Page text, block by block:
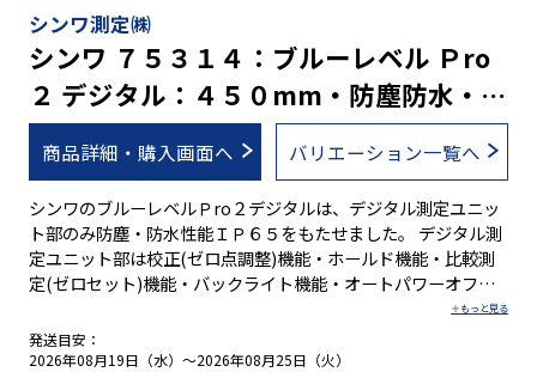
±１.０mm/mと高精度を実現 ●視認性の高い気泡管を採用 ●
ボックス型でケガキやすい形状です。 ●測定面はV字型溝付で
パイプ測定も可能 ※ご自身で精度調整を行なった場合は、保証
の対象外となります。なお、垂直気泡管と４５°気泡管は、調整
できません。
シンワ測定㈱
シンワ ７５３１４：ブルーレベル Ｐro
２ デジタル：４５０mm・防塵防水・蛍
光シート付気泡管
商品詳細・購入画面へ バリエーション一覧へ
シンワのブルーレベルＰro２デジタルは、デジタル測定ユニッ
ト部のみ防塵・防水性能ＩＰ６５をもたせました。 デジタル測
定ユニット部は校正(ゼロ点調整)機能・ホールド機能・比較測
定(ゼロセット)機能・バックライト機能・オートパワーオフ機
能・電池消耗警告機能付です。オートパワーオフ機能は、オン
とオフの切り替えが可能です。 水平気泡管の傷や汚れを防ぐ取
り外し可能な気泡管カバー付で、万が一汚れたときは、カバー
発送目安：
2026年08月19日（水）～2026年08月25日（火）